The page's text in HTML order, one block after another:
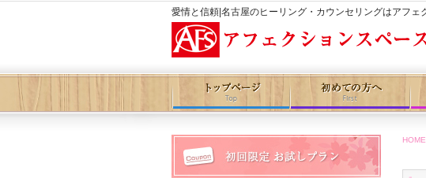
愛情と信頼|名古屋のヒーリング・カウンセリングはアフェ
HOME